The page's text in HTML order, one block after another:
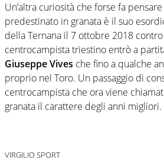
Un’altra curiosità che forse fa
predestinato in granata è il suo
della Ternana il 7 ottobre 2018
centrocampista triestino entrò a
Giuseppe Vives che fino a qualche
proprio nel Toro. Un passaggio di
centrocampista che ora viene
granata il carattere degli anni migliori.
VIRGILIO SPORT